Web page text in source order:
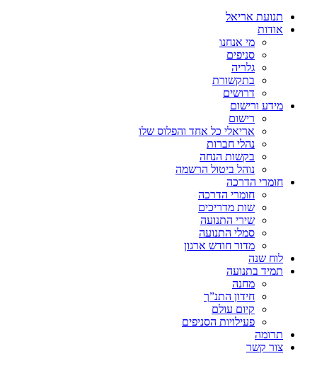
תנועת אריאל
אודות
מי אנחנו
סניפים
גלריה
בתקשורת
דרושים
מידע ורישום
רישום
אריאלי כל אחד והפלוס שלו
נהלי חברות
בקשות הנחה
נוהל ביטול הרשמה
חומרי הדרכה
חומרי הדרכה
שות מדריכים
שירי התנועה
סמלי התנועה
מדור חודש ארגון
לוח שנה
תמיד בתנועה
מחנה
חידון התנ”ך
קיום עולם
פעילויות הסניפים
תרומה
צור קשר